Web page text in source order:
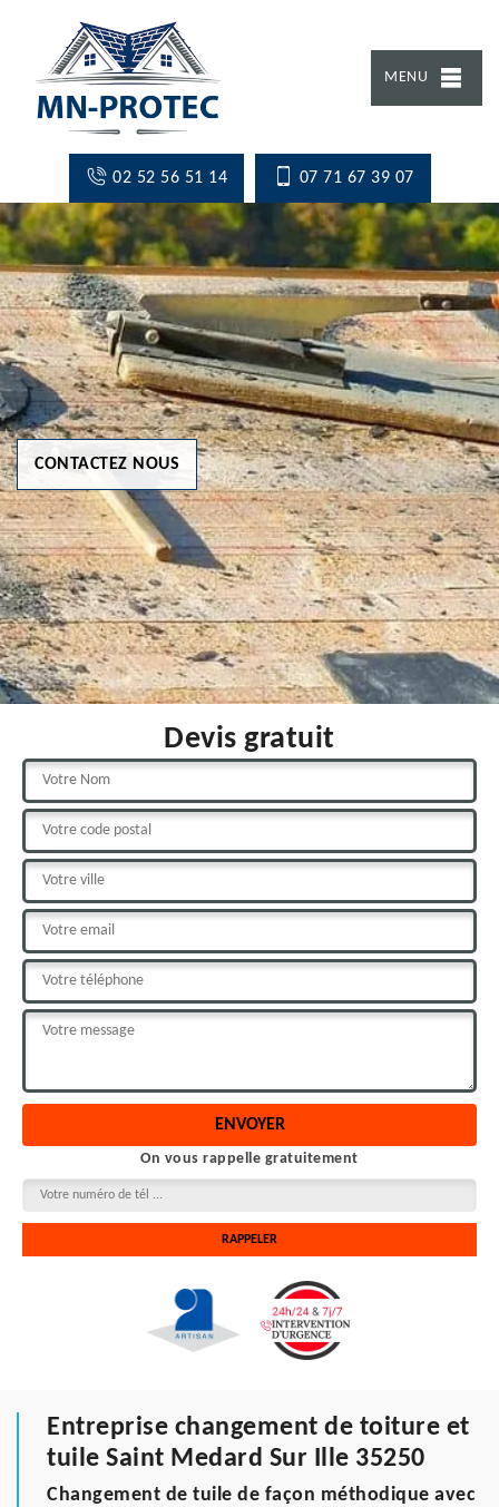
MENU
02 52 56 51 14 07 71 67 39 07
CONTACTEZ NOUS
Devis gratuit
On vous rappelle gratuitement
Entreprise changement de toiture et
tuile Saint Medard Sur Ille 35250
Changement de tuile de façon méthodique avec